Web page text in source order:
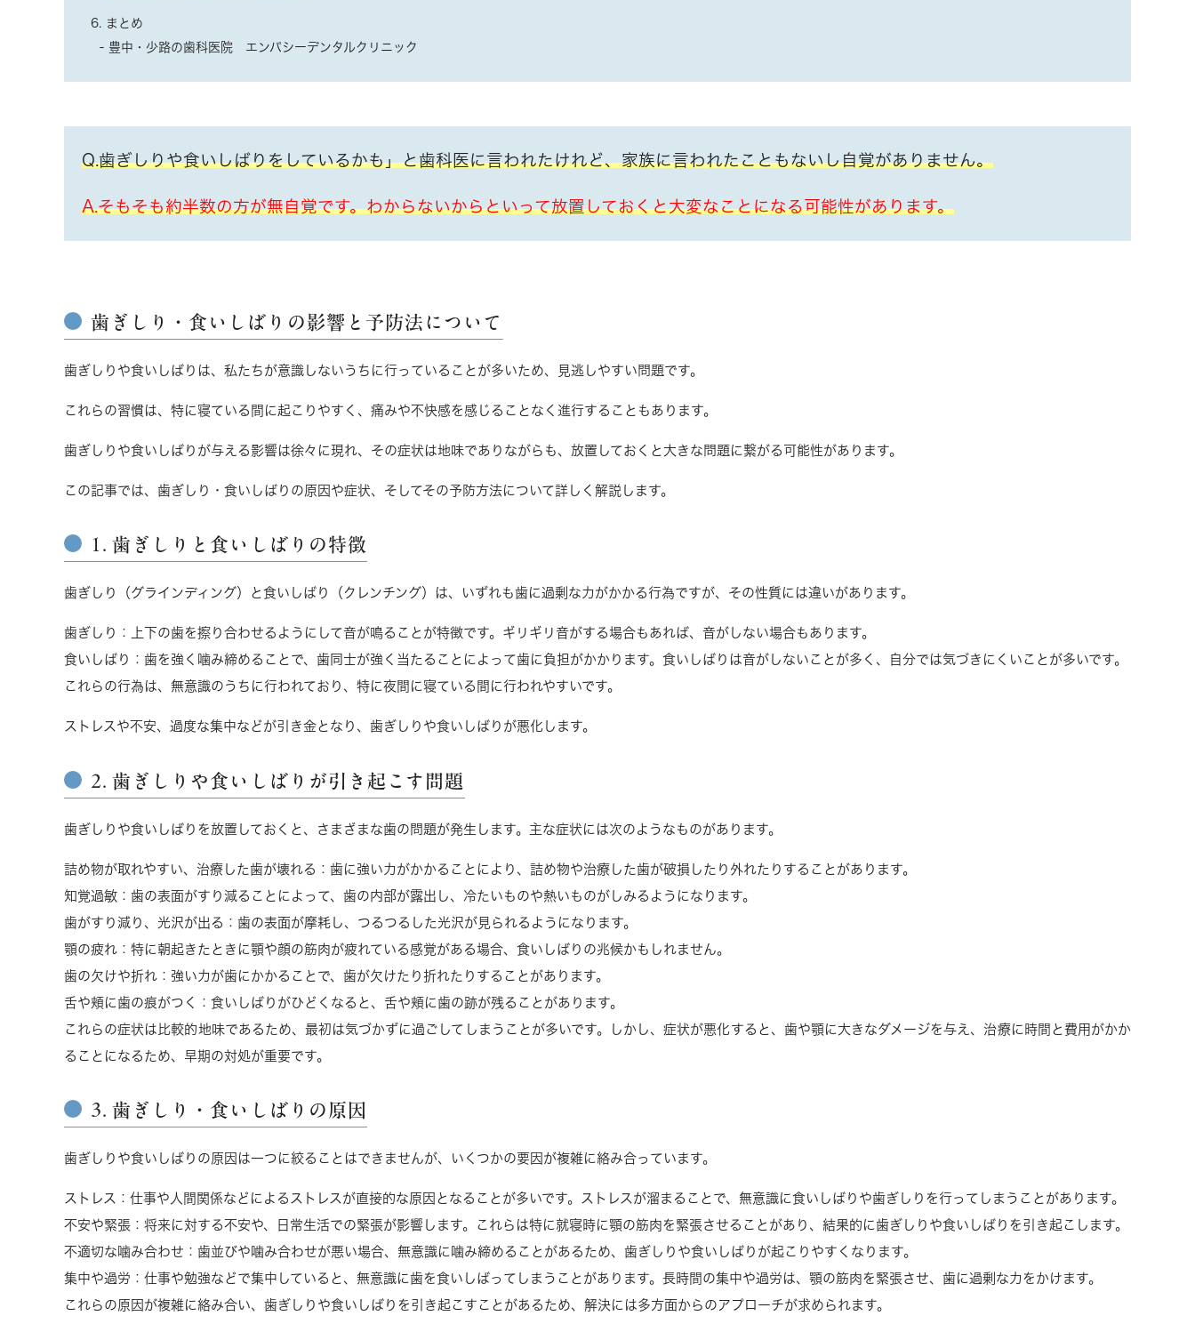
6. まとめ
豊中・少路の歯科医院 エンパシーデンタルクリニック
Q.歯ぎしりや食いしばりをしているかも」と歯科医に言われたけれど、家族に言われたこともないし自覚がありません。
A.そもそも約半数の方が無自覚です。わからないからといって放置しておくと大変なことになる可能性があります。
歯ぎしり・食いしばりの影響と予防法について
歯ぎしりや食いしばりは、私たちが意識しないうちに行っていることが多いため、見逃しやすい問題です。
これらの習慣は、特に寝ている間に起こりやすく、痛みや不快感を感じることなく進行することもあります。
歯ぎしりや食いしばりが与える影響は徐々に現れ、その症状は地味でありながらも、放置しておくと大きな問題に繋がる可能性があります。
この記事では、歯ぎしり・食いしばりの原因や症状、そしてその予防方法について詳しく解説します。
1. 歯ぎしりと食いしばりの特徴
歯ぎしり（グラインディング）と食いしばり（クレンチング）は、いずれも歯に過剰な力がかかる行為ですが、その性質には違いがあります。
歯ぎしり ：上下の歯を擦り合わせるようにして音が鳴ることが特徴です。ギリギリ音がする場合もあれば、音がしない場合もあります。
食いしばり ：歯を強く噛み締めることで、歯同士が強く当たることによって歯に負担がかかります。食いしばりは音がしないことが多く、自分では気づきにくいことが多いです。
これらの行為は、無意識のうちに行われており、特に夜間に寝ている間に行われやすいです。
ストレスや不安、過度な集中などが引き金となり、歯ぎしりや食いしばりが悪化します。
2. 歯ぎしりや食いしばりが引き起こす問題
歯ぎしりや食いしばりを放置しておくと、さまざまな歯の問題が発生します。主な症状には次のようなものがあります。
詰め物が取れやすい、治療した歯が壊れる ：歯に強い力がかかることにより、詰め物や治療した歯が破損したり外れたりすることがあります。
知覚過敏 ：歯の表面がすり減ることによって、歯の内部が露出し、冷たいものや熱いものがしみるようになります。
歯がすり減り、光沢が出る ：歯の表面が摩耗し、つるつるした光沢が見られるようになります。
顎の疲れ ：特に朝起きたときに顎や顔の筋肉が疲れている感覚がある場合、食いしばりの兆候かもしれません。
歯の欠けや折れ ：強い力が歯にかかることで、歯が欠けたり折れたりすることがあります。
舌や頬に歯の痕がつく
：食いしばりがひどくなると、舌や頬に歯の跡が残ることがあります。
これらの症状は比較的地味であるため、最初は気づかずに過ごしてしまうことが多いです。しかし、症状が悪化すると、歯や顎に大きなダメージを与え、治療に時間と費用がかか
ることになるため、早期の対処が重要です。
3. 歯ぎしり・食いしばりの原因
歯ぎしりや食いしばりの原因は一つに絞ることはできませんが、いくつかの要因が複雑に絡み合っています。
ストレス ：仕事や人間関係などによるストレスが直接的な原因となることが多いです。ストレスが溜まることで、無意識に食いしばりや歯ぎしりを行ってしまうことがあります。
不安や緊張 ：将来に対する不安や、日常生活での緊張が影響します。これらは特に就寝時に顎の筋肉を緊張させることがあり、結果的に歯ぎしりや食いしばりを引き起こします。
不適切な噛み合わせ ：歯並びや噛み合わせが悪い場合、無意識に噛み締めることがあるため、歯ぎしりや食いしばりが起こりやすくなります。
集中や過労 ：仕事や勉強などで集中していると、無意識に歯を食いしばってしまうことがあります。長時間の集中や過労は、顎の筋肉を緊張させ、歯に過剰な力をかけます。
これらの原因が複雑に絡み合い、歯ぎしりや食いしばりを引き起こすことがあるため、解決には多方面からのアプローチが求められます。